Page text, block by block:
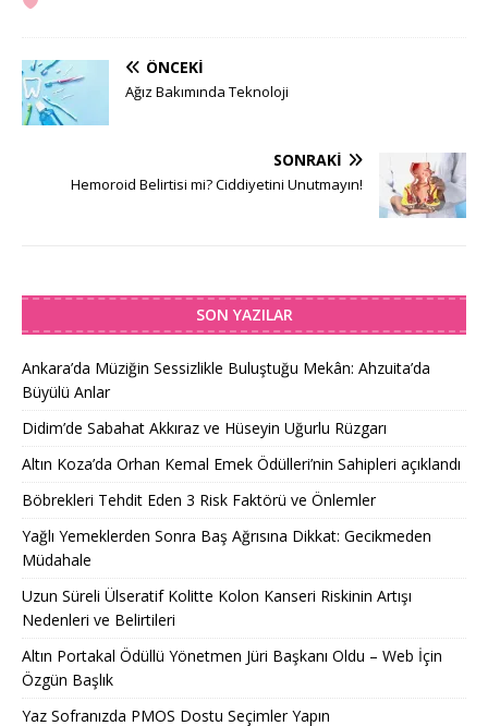
ÖNCEKI
Ağız Bakımında Teknoloji
SONRAKI
Hemoroid Belirtisi mi? Ciddiyetini Unutmayın!
SON YAZILAR
Ankara’da Müziğin Sessizlikle Buluştuğu Mekân: Ahzuita’da
Büyülü Anlar
Didim’de Sabahat Akkıraz ve Hüseyin Uğurlu Rüzgarı
Altın Koza’da Orhan Kemal Emek Ödülleri’nin Sahipleri açıklandı
Böbrekleri Tehdit Eden 3 Risk Faktörü ve Önlemler
Yağlı Yemeklerden Sonra Baş Ağrısına Dikkat: Gecikmeden
Müdahale
Uzun Süreli Ülseratif Kolitte Kolon Kanseri Riskinin Artışı
Nedenleri ve Belirtileri
Altın Portakal Ödüllü Yönetmen Jüri Başkanı Oldu – Web İçin
Özgün Başlık
Yaz Sofranızda PMOS Dostu Seçimler Yapın